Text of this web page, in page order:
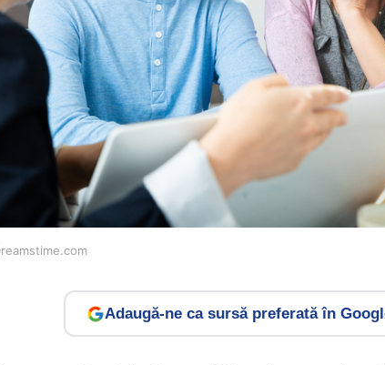
Adaugă-ne ca sursă preferată în